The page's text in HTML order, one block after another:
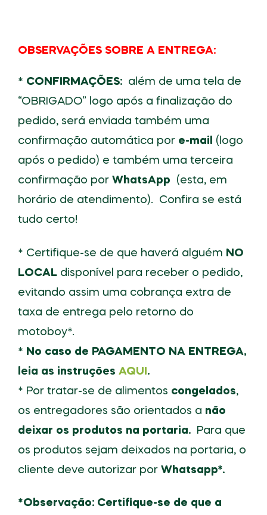
OBSERVAÇÕES SOBRE A ENTREGA:
* CONFIRMAÇÕES: além de uma tela de
“OBRIGADO” logo após a finalização do
pedido, será enviada também uma
confirmação automática por e-mail (logo
após o pedido) e também uma terceira
confirmação por WhatsApp (esta, em
horário de atendimento). Confira se está
tudo certo!
* Certifique-se de que haverá alguém NO
LOCAL disponível para receber o pedido,
evitando assim uma cobrança extra de
taxa de entrega pelo retorno do
motoboy*.
* No caso de PAGAMENTO NA ENTREGA,
leia as instruções AQUI.
* Por tratar-se de alimentos congelados,
os entregadores são orientados a não
deixar os produtos na portaria. Para que
os produtos sejam deixados na portaria, o
cliente deve autorizar por Whatsapp*.
*Observação: Certifique-se de que a